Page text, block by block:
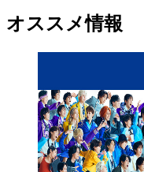
オススメ情報